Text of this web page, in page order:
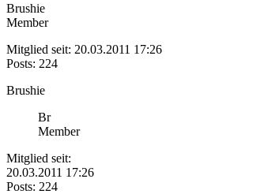
Brushie
Member
Mitglied seit: 20.03.2011 17:26
Posts: 224
Brushie
Br
Member
Mitglied seit:
20.03.2011 17:26
Posts: 224